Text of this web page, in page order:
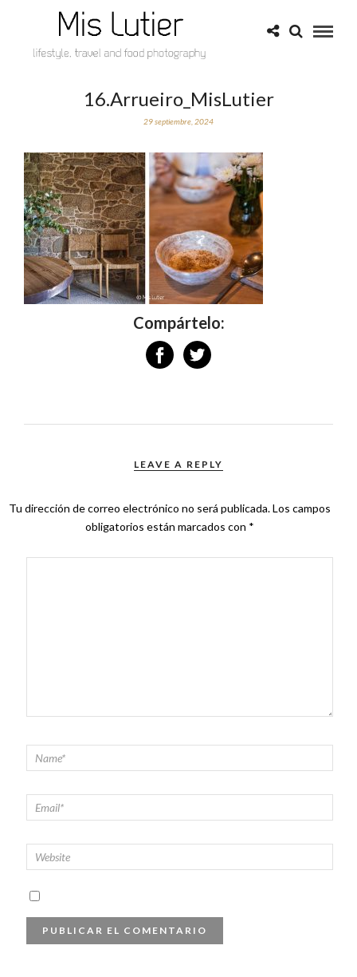
16.Arrueiro_MisLutier
29 septiembre, 2024
Compártelo:
LEAVE A REPLY
Tu dirección de correo electrónico no será publicada.Los campos
obligatorios están marcados con *